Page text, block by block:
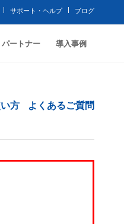
サポート・ヘルプ ブログ
パートナー 導入事例
方 よくあるご質問